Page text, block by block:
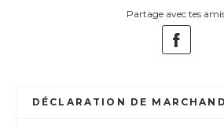
Partage avec tes
DÉCLARATION DE